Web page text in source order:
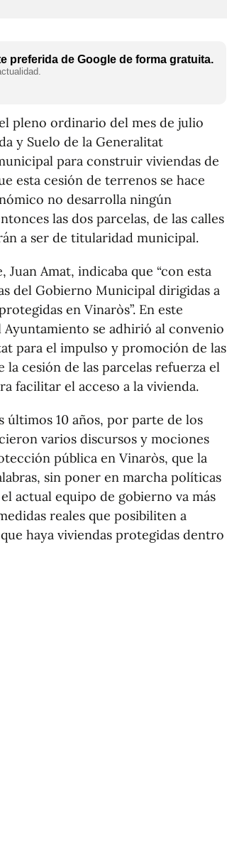
preferida de Google de forma gratuita.
pleno ordinario del mes de julio
y Suelo de la Generalitat
para construir viviendas de
esta cesión de terrenos se hace
no desarrolla ningún
las dos parcelas, de las calles
a ser de titularidad municipal.
Amat, indicaba que “con esta
del Gobierno Municipal dirigidas a
en Vinaròs”. En este
se adhirió al convenio
para el impulso y promoción de las
cesión de las parcelas refuerza el
facilitar el acceso a la vivienda.
últimos 10 años, por parte de los
varios discursos y mociones
pública en Vinaròs, que la
sin poner en marcha políticas
actual equipo de gobierno va más
reales que posibiliten a
haya viviendas protegidas dentro